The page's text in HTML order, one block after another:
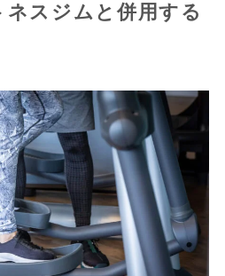
ネスジムと併用する